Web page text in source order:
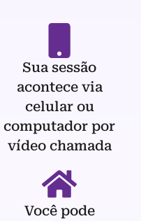
Sua sessão
acontece via
celular ou
computador por
vídeo chamada
Você pode